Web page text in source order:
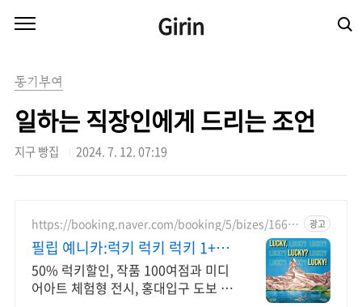
Girin
동기부여
일하는 직장인에게 드리는 조언
지구 빵집 2024. 7. 12. 07:19
https://booking.naver.com/booking/5/bizes/16607
72
광고
필립 예니카:럭키 럭키 럭키 1+1
럭키 50%할인
50% 럭키할인, 작품 100여점과 미디
어아트 체험형 전시, 홍대입구 도보 5